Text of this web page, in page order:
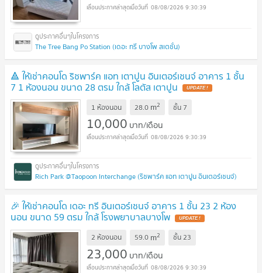
08/08/2026 9:30:39
The Tree Bang Po Station (เดอะ ทรี บางโพ สเตชั่น)
🔺 ให้เช่าคอนโด ริชพาร์ค แอท เตาปูน อินเตอร์เชนจ์ อาคาร 1 ชั้น
7 1 ห้องนอน ขนาด 28 ตรม ใกล้ โลตัส เตาปูน UPDATE !
1 ห้องนอน 28.0 m2 ชั้น 7
10,000 บาท/เดือน
08/08/2026 9:30:39
Rich Park @Taopoon Interchange (ริชพาร์ค แอท เตาปูน อินเตอร์เชนจ์)
🎉 ให้เช่าคอนโด เดอะ ทรี อินเตอร์เชนจ์ อาคาร 1 ชั้น 23 2 ห้อง
นอน ขนาด 59 ตรม ใกล้ โรงพยาบาลบางโพ UPDATE !
2 ห้องนอน 59.0 m2 ชั้น23
23,000 บาท/เดือน
08/08/2026 9:30:39